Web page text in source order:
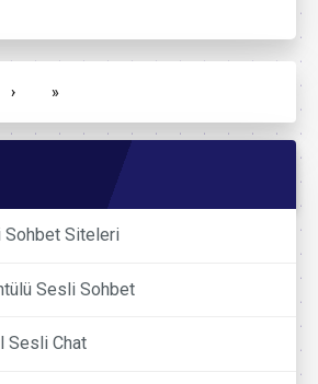
› »
Sohbet Siteleri
Sesli Sohbet
Sesli Chat